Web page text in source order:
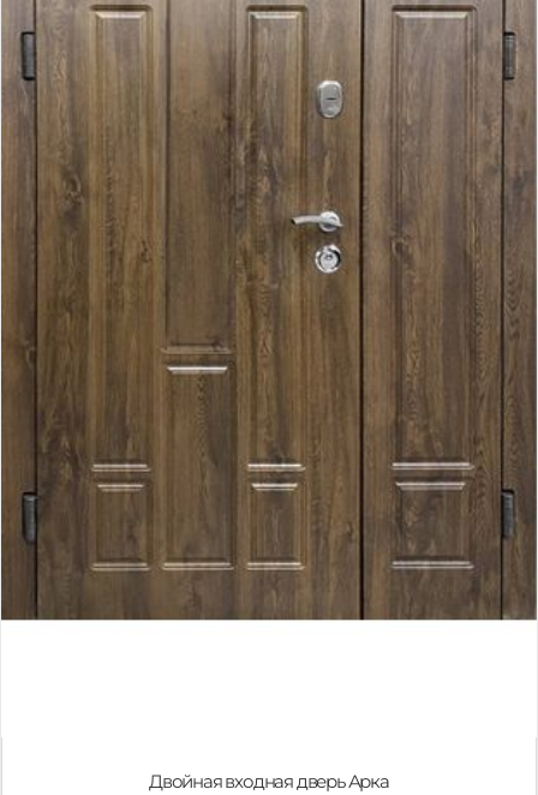
Двойная входная дверь Арка